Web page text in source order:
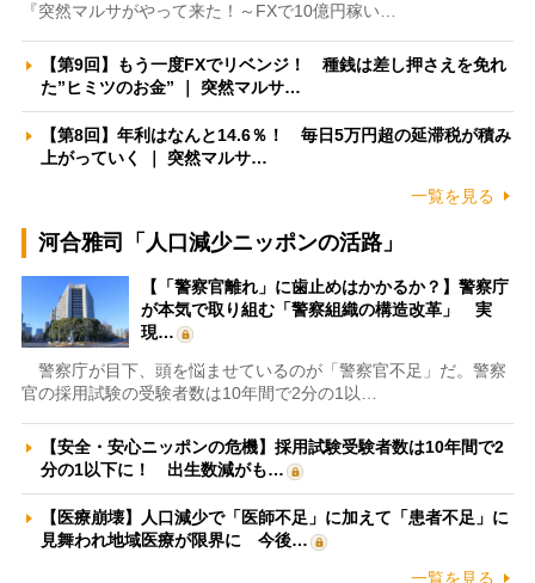
『突然マルサがやって来た！～FXで10億円稼い…
【第9回】もう一度FXでリベンジ！ 種銭は差し押さえを免れ
た”ヒミツのお金” ｜ 突然マルサ…
【第8回】年利はなんと14.6％！ 毎日5万円超の延滞税が積み
上がっていく ｜ 突然マルサ…
一覧を見る
河合雅司「人口減少ニッポンの活路」
【「警察官離れ」に歯止めはかかるか？】警察庁
が本気で取り組む「警察組織の構造改革」 実
現…
警察庁が目下、頭を悩ませているのが「警察官不足」だ。警察
官の採用試験の受験者数は10年間で2分の1以…
【安全・安心ニッポンの危機】採用試験受験者数は10年間で2
分の1以下に！ 出生数減がも…
【医療崩壊】人口減少で「医師不足」に加えて「患者不足」に
見舞われ地域医療が限界に 今後…
一覧を見る